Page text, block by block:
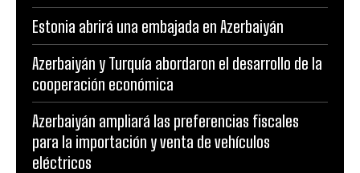
Estonia abrirá una embajada en Azerbaiyán
Azerbaiyán y Turquía abordaron el desarrollo de la
cooperación económica
Azerbaiyán ampliará las preferencias fiscales
para la importación y venta de vehículos
eléctricos